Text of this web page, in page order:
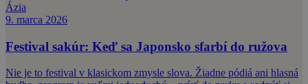
Ázia
9. marca 2026
Festival sakúr: Keď sa Japonsko sfarbí do ružova
Nie je to festival v klasickom zmysle slova. Žiadne pódiá ani hlasná